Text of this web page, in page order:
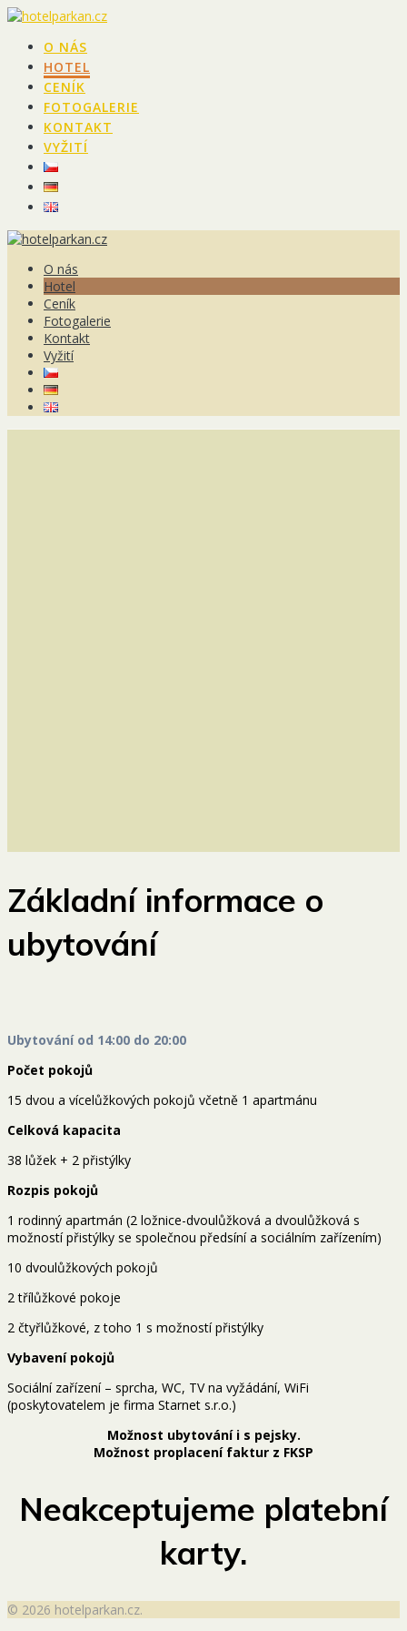
Přeskočit
obsah
O NÁS
HOTEL
CENÍK
FOTOGALERIE
KONTAKT
VYŽITÍ
O nás
Hotel
Ceník
Fotogalerie
Kontakt
Vyžití
Základní informace o
ubytování
Ubytování od 14:00 do 20:00
Počet pokojů
15 dvou a vícelůžkových pokojů včetně 1 apartmánu
Celková kapacita
38 lůžek + 2 přistýlky
Rozpis pokojů
1 rodinný apartmán (2 ložnice-dvoulůžková a dvoulůžková s
možností přistýlky se společnou předsíní a sociálním zařízením)
10 dvoulůžkových pokojů
2 třílůžkové pokoje
2 čtyřlůžkové, z toho 1 s možností přistýlky
Vybavení pokojů
Sociální zařízení – sprcha, WC, TV na vyžádání, WiFi
(poskytovatelem je firma Starnet s.r.o.)
Možnost ubytování i s pejsky.
Možnost proplacení faktur z FKSP
Neakceptujeme platební
karty.
© 2026 hotelparkan.cz.